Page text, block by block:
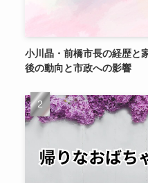
小川晶・前橋市長の経歴と
後の動向と市政への影響